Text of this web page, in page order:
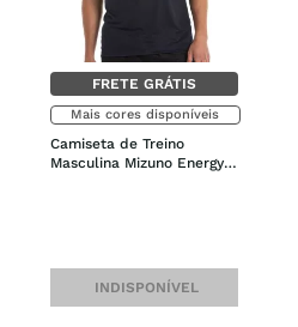
FRETE GRÁTIS
Mais cores disponíveis
Camiseta de Treino
Masculina Mizuno Energy
INDISPONÍVEL